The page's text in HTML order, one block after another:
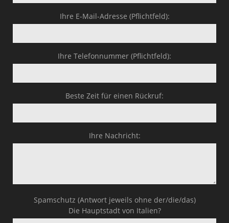
Meine gute Empfehlung
Heyse Lifestyle
Kontakt
Navigation schließen
Ihre E-Mail-Adresse (Pflichtfeld):
Ihre Telefonnummer (Pflichtfeld):
Beste Zeit für einen Rückruf:
Ihre Nachricht:
Spamschutz (Antwort jeweils ohne der/die/das)
Die Hauptstadt von Italien?